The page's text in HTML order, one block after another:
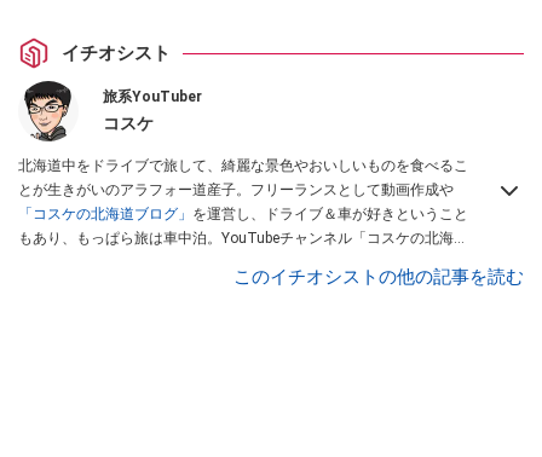
イチオシスト
旅系YouTuber
コスケ
北海道中をドライブで旅して、綺麗な景色やおいしいものを食べるこ
とが生きがいのアラフォー道産子。フリーランスとして動画作成や
「コスケの北海道ブログ」 を運営し、ドライブ＆車が好きということ
もあり、もっぱら旅は車中泊。YouTubeチャンネル「コスケの北海道
子、旅だけではなく車のレポートなども配信中。このイチオシストの他の記事を読む